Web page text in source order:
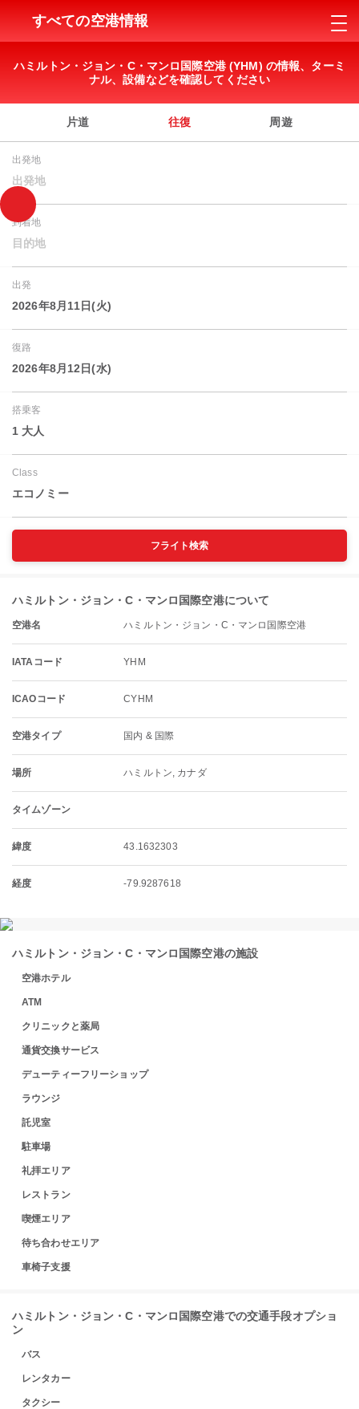
すべての空港情報
ハミルトン・ジョン・C・マンロ国際空港 (YHM) の情報、ターミ
ナル、設備などを確認してください
片道 往復 周遊
出発地
出発地
到着地
目的地
出発
2026年8月11日(火)
復路
2026年8月12日(水)
搭乗客
1 大人
Class
エコノミー
フライト検索
ハミルトン・ジョン・C・マンロ国際空港について
空港名 ハミルトン・ジョン・C・マンロ国際空港
IATAコード YHM
ICAOコード CYHM
空港タイプ 国内 & 国際
場所 ハミルトン, カナダ
タイムゾーン
緯度 43.1632303
経度 -79.9287618
ハミルトン・ジョン・C・マンロ国際空港の施設
空港ホテル
ATM
クリニックと薬局
通貨交換サービス
デューティーフリーショップ
ラウンジ
託児室
駐車場
礼拝エリア
レストラン
喫煙エリア
待ち合わせエリア
車椅子支援
ハミルトン・ジョン・C・マンロ国際空港での交通手段オプショ
ン
バス
レンタカー
タクシー